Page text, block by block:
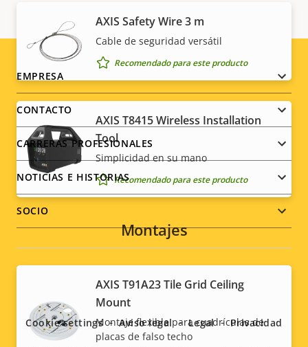
AXIS Safety Wire 3 m
Cable de seguridad versátil
Recomendado para este producto
AXIS T8415 Wireless Installation
Tool
Simplicidad en su mano
Recomendado para este producto
Montajes
AXIS T91A23 Tile Grid Ceiling
Mount
Montaje flexible para cuadrículas de
placas de falso techo
Footer
menu
EMPRESA
CONTACTO
CARRERAS PROFESIONALES
NOTICIAS E HISTORIAS
SOCIO
Social
menu
Cookie settings Aviso legal Legal Privacidad